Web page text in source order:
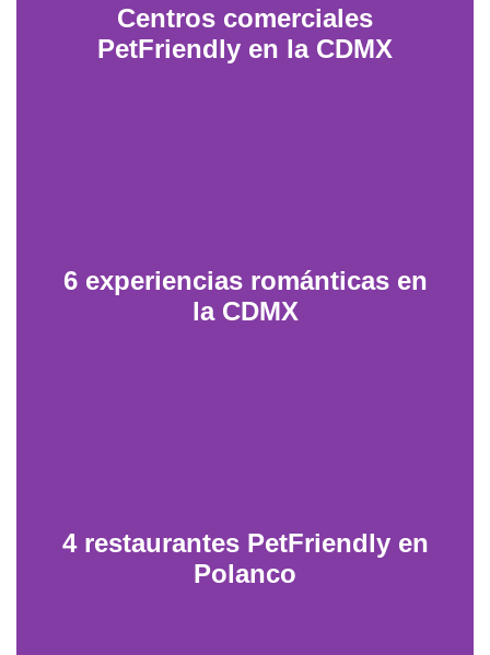
Centros comerciales
PetFriendly en la CDMX
6 experiencias románticas en
la CDMX
4 restaurantes PetFriendly en
Polanco